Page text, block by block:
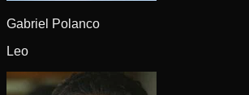
Gabriel Polanco
Leo